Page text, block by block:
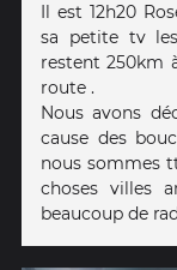
Il est 12h20
sa petite tv
restent 250km
route .
Nous avons
cause des
nous sommes
choses villes
beaucoup de